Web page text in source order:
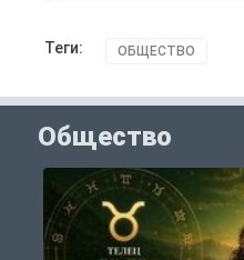
Теги: ОБЩЕСТВО
Общество